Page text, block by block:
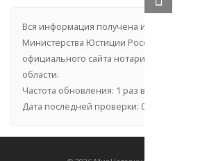
Вся информация получена из открытого
Министерства Юстиции Российской
официального сайта нотариальной палаты
области.
Частота обновления: 1 раз в неделю.
Дата последней проверки: 03.08.2026